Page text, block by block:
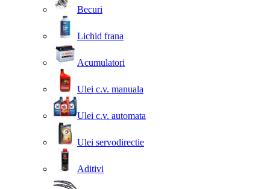
Becuri
Lichid frana
Acumulatori
Ulei c.v. manuala
Ulei c.v. automata
Ulei servodirectie
Aditivi